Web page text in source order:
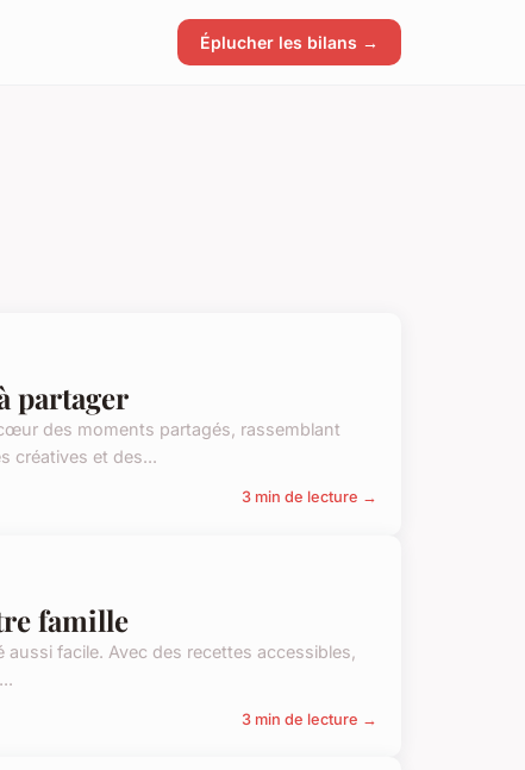
Éplucher les bilans →
partager
des moments partagés, rassemblant
créatives et des...
3 min de lecture →
famille
facile. Avec des recettes accessibles,
3 min de lecture →